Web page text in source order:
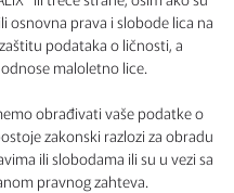
osnovna prava i slobode lica na
podataka o ličnosti, a
maloletno lice.
obrađivati vaše podatke o
zakonski razlozi za obradu
ili slobodama ili su u vezi sa
pravnog zahteva.